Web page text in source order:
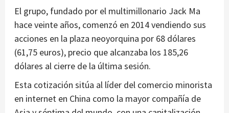
El grupo, fundado por el multimillonario Jack Ma
hace veinte años, comenzó en 2014 vendiendo sus
acciones en la plaza neoyorquina por 68 dólares
(61,75 euros), precio que alcanzaba los 185,26
dólares al cierre de la última sesión.
Esta cotización sitúa al líder del comercio minorista
en internet en China como la mayor compañía de